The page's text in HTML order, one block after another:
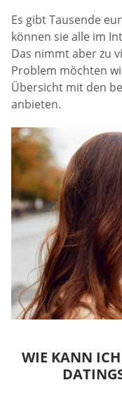
Es gibt Tausende
können sie alle im
Das nimmt aber zu
Problem möchten
Übersicht mit den
anbieten.
WIE KANN ICH